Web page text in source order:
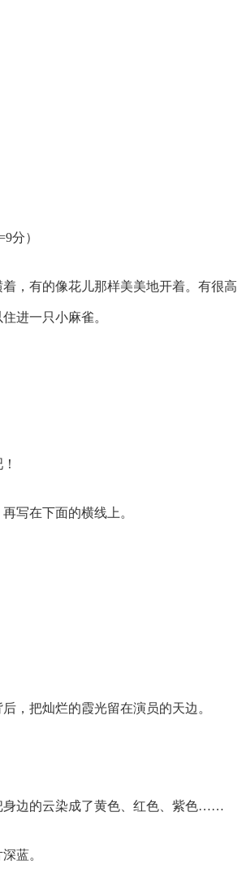
分）
，有的像花儿那样美美地开着。有很高
进一只小麻雀。
写在下面的横线上。
把灿烂的霞光留在演员的天边。
边的云染成了黄色、红色、紫色……
蓝。